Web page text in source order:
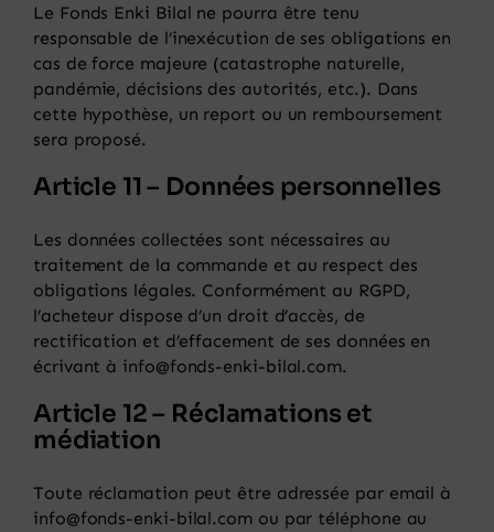
Le Fonds Enki Bilal ne pourra être tenu
responsable de l’inexécution de ses obligations en
cas de force majeure (catastrophe naturelle,
pandémie, décisions des autorités, etc.). Dans
cette hypothèse, un report ou un remboursement
sera proposé.
Article 11 – Données personnelles
Les données collectées sont nécessaires au
traitement de la commande et au respect des
obligations légales. Conformément au RGPD,
l’acheteur dispose d’un droit d’accès, de
rectification et d’effacement de ses données en
écrivant à info@fonds-enki-bilal.com.
Article 12 – Réclamations et
médiation
Toute réclamation peut être adressée par email à
info@fonds-enki-bilal.com ou par téléphone au